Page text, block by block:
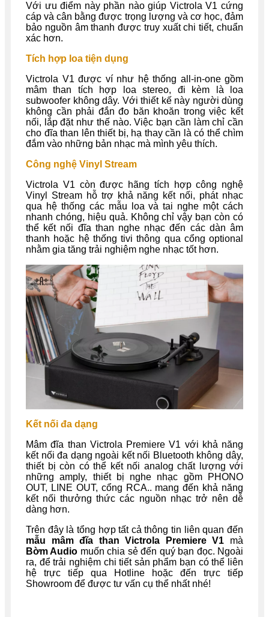
Với ưu điểm này phần nào giúp Victrola V1 cứng
cáp và cân bằng được trọng lượng và cơ học, đảm
bảo nguồn âm thanh được truy xuất chi tiết, chuẩn
xác hơn.
Tích hợp loa tiện dụng
Victrola V1 được ví như hệ thống all-in-one gồm
mâm than tích hợp loa stereo, đi kèm là loa
subwoofer không dây. Với thiết kế này người dùng
không cần phải đắn đo băn khoăn trong việc kết
nối, lắp đặt như thế nào. Việc bạn cần làm chỉ cần
cho đĩa than lên thiết bị, hạ thay cần là có thể chìm
đắm vào những bản nhạc mà mình yêu thích.
Công nghệ Vinyl Stream
Victrola V1 còn được hãng tích hợpcông nghệ
Vinyl Stream hỗ trợ khả năng kết nối, phát nhạc
qua hệ thống các mẫu loa và tai nghe một cách
nhanh chóng, hiệu quả. Không chỉ vậy bạn còn có
thể kết nối đĩa than nghe nhạc đến các dàn âm
thanh hoặc hệ thống tivi thông qua cổng optional
nhằm gia tăng trải nghiệm nghe nhạc tốt hơn.
Kết nối đa dạng
Mâm đĩa than Victrola Premiere V1 với khả năng
kết nối đa dạng ngoài kết nối Bluetooth không dây,
thiết bị còn có thể kết nối analog chất lượng với
những amply, thiết bị nghe nhạc gồm PHONO
OUT, LINE OUT, cổng RCA.. mang đến khả năng
kết nối thưởng thức các nguồn nhạc trở nên dễ
dàng hơn.
Trên đây là tổng hợp tất cả thông tin liên quan đến
mẫu mâm đĩa than Victrola Premiere V1 mà
Bờm Audio muốn chia sẻ đến quý bạn đọc. Ngoài
ra, để trải nghiệm chi tiết sản phẩm bạn có thể liên
hệ trực tiếp qua Hotline hoặc đến trực tiếp
Showroom để được tư vấn cụ thể nhất nhé!